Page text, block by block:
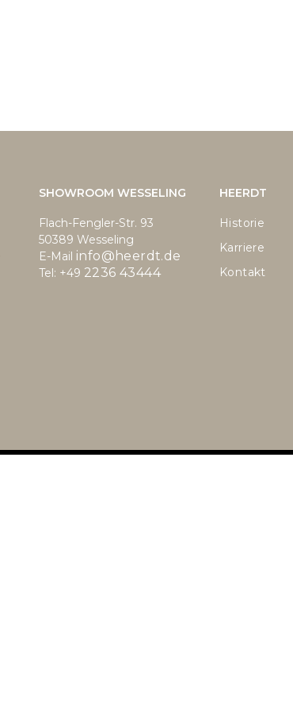
SHOWROOM WESSELING
Flach-Fengler-Str. 93
50389 Wesseling
E-Mail info@heerdt.de
Tel: +49 2236 43444
HEERDT
Historie
Karriere
Kontakt